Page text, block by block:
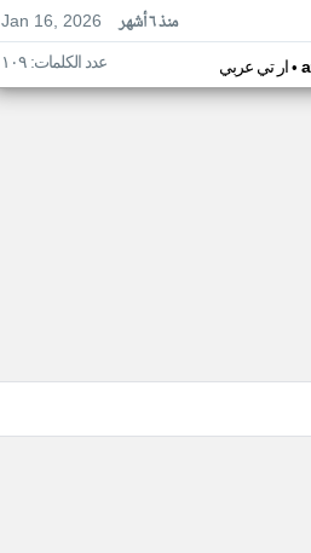
Jan 16, 2026
منذ ٦ أشهر
ار تي عربي• عدد الكلمات: ١٠٩